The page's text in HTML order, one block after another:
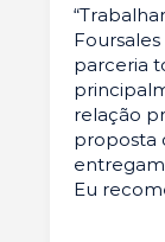
parceria
relação
proposta
Eu